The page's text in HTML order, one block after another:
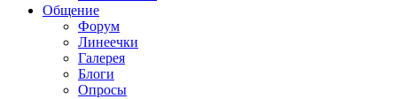
Общение
Форум
Линеечки
Галерея
Блоги
Опросы